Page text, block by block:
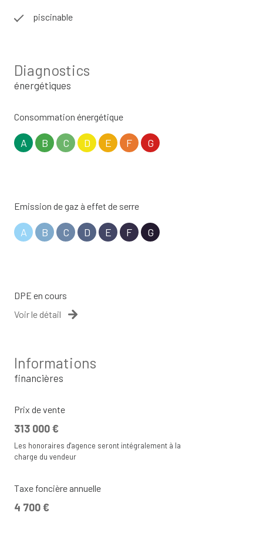
piscinable
Diagnostics
énergétiques
Consommation énergétique
A B C D E F G
Emission de gaz à effet de serre
A B C D E F G
DPE en cours
Voir le détail
Informations
financières
Prix de vente
313 000 €
Les honoraires d'agence seront intégralement à la
charge du vendeur
Taxe foncière annuelle
4 700 €